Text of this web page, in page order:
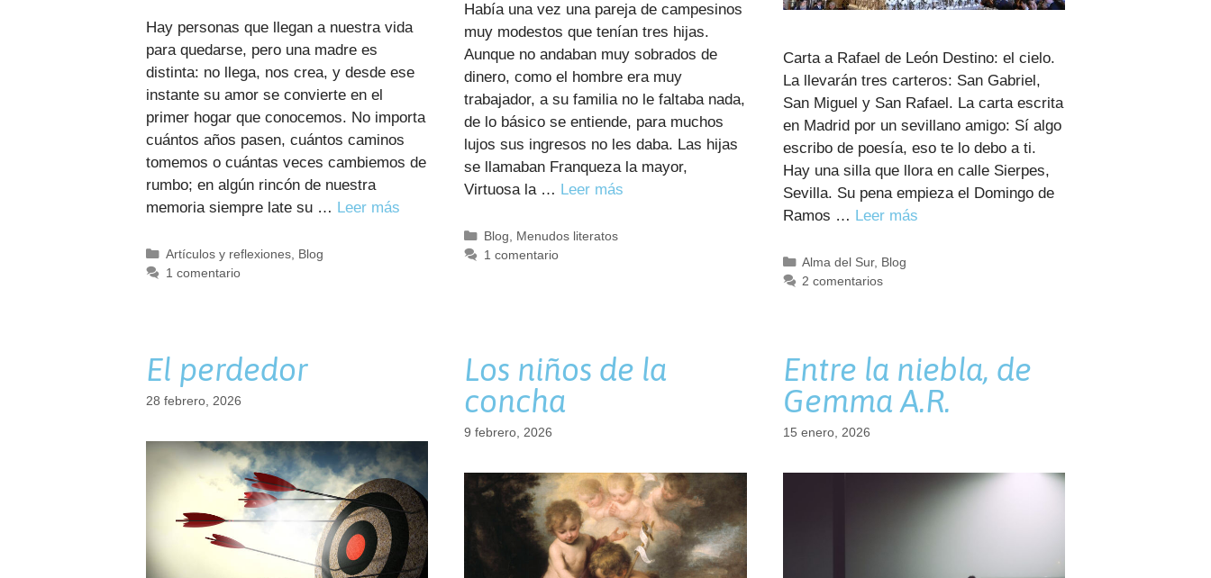
Hay personas que llegan a nuestra vida
para quedarse, pero una madre es
distinta: no llega, nos crea, y desde ese
instante su amor se convierte en el
primer hogar que conocemos. No importa
cuántos años pasen, cuántos caminos
tomemos o cuántas veces cambiemos de
rumbo; en algún rincón de nuestra
memoria siempre late su … Leer más
Categorías
Artículos y reflexiones, Blog
1 comentario
Había una vez una pareja de campesinos
muy modestos que tenían tres hijas.
Aunque no andaban muy sobrados de
dinero, como el hombre era muy
trabajador, a su familia no le faltaba nada,
de lo básico se entiende, para muchos
lujos sus ingresos no les daba. Las hijas
se llamaban Franqueza la mayor,
Virtuosa la … Leer más
Categorías
Blog
Menudos literatos
1 comentario
Carta a Rafael de León Destino: el cielo.
La llevarán tres carteros: San Gabriel,
San Miguel y San Rafael. La carta escrita
en Madrid por un sevillano amigo: Sí algo
escribo de poesía, eso te lo debo a ti.
Hay una silla que llora en calle Sierpes,
Sevilla. Su pena empieza el Domingo de
Ramos … Leer más
Categorías
Alma del Sur, Blog
2 comentarios
El perdedor
28 febrero, 2026
Los niños de la
concha
9 febrero, 2026
Entre la niebla, de
Gemma A.R.
15 enero, 2026